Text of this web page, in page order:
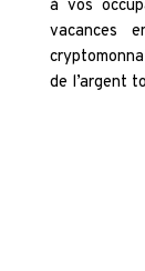
à vos
vacances
de l’argent